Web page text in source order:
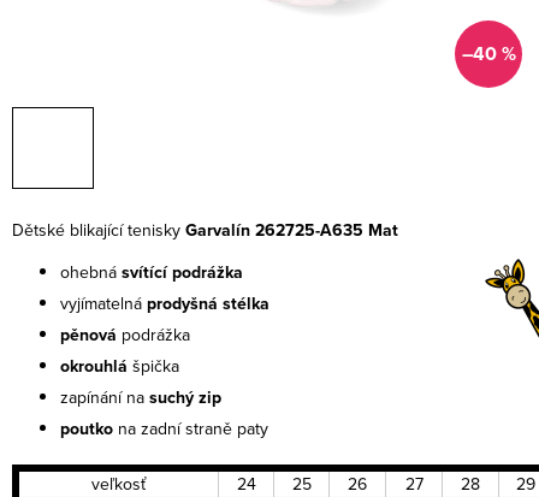
–40 %
Dětské blikající tenisky Garvalín 262725-A635 Mat
ohebná svítící podrážka
vyjímatelná prodyšná stélka
pěnová podrážka
okrouhlá špička
zapínání na suchý zip
poutko na zadní straně paty
veľkosť 24 25 26 27 28
29